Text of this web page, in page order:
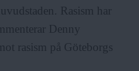
Rasism har
Denny
rasism på Göteborgs